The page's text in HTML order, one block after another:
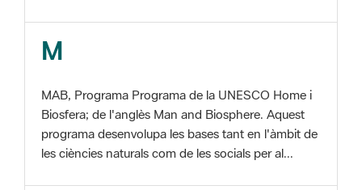
Biosfera; de l'anglès Man and Biosphere. Aquest
les ciències naturals com de les socials per al...
P